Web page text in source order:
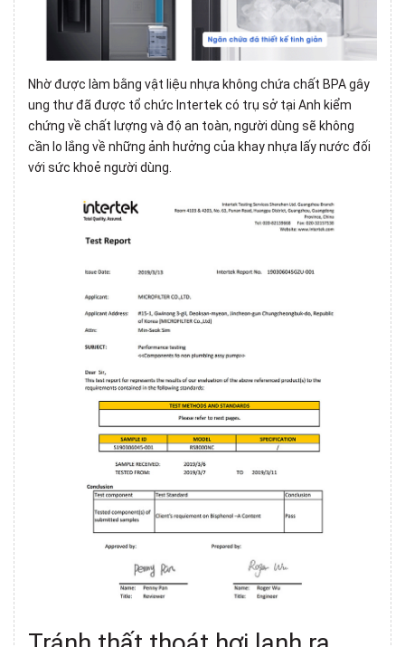
Nhờ được làm bằng vật liệu nhựa không chứa chất BPA gây
ung thư đã được tổ chức Intertek có trụ sở tại Anh kiểm
chứng về chất lượng và độ an toàn, người dùng sẽ không
cần lo lắng về những ảnh hưởng của khay nhựa lấy nước đối
với sức khoẻ người dùng.